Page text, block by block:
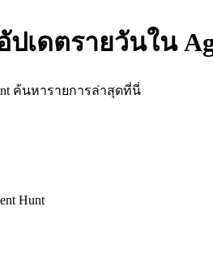
เดตรายวันใน
ค้นหารายการล่าสุดที่นี่
Hunt